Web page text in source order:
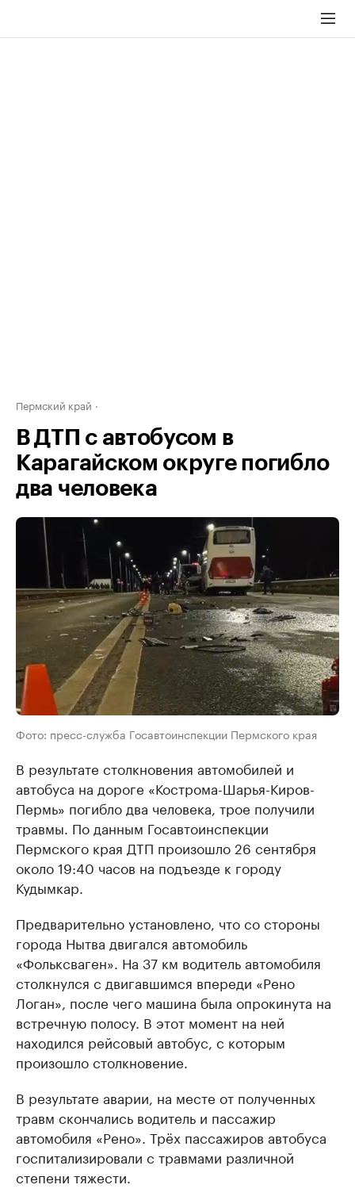
Пермский край
В ДТП с автобусом в
Карагайском округе погибло
два человека
Фото: пресс-служба Госавтоинспекции Пермского края
В результате столкновения автомобилей и
автобуса на дороге «Кострома-Шарья-Киров-
Пермь» погибло два человека, трое получили
травмы. По данным Госавтоинспекции
Пермского края ДТП произошло 26 сентября
около 19:40 часов на подъезде к городу
Кудымкар.
Предварительно установлено, что со стороны
города Нытва двигался автомобиль
«Фольксваген». На 37 км водитель автомобиля
столкнулся с двигавшимся впереди «Рено
Логан», после чего машина была опрокинута на
встречную полосу. В этот момент на ней
находился рейсовый автобус, с которым
произошло столкновение.
В результате аварии, на месте от полученных
травм скончались водитель и пассажир
автомобиля «Рено». Трёх пассажиров автобуса
госпитализировали с травмами различной
степени тяжести.